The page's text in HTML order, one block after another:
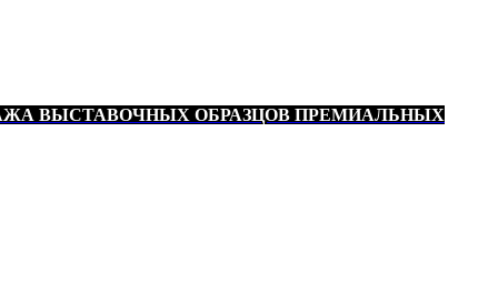
ВЫСТАВОЧНЫХ ОБРАЗЦОВ ПРЕМИАЛЬНЫХ